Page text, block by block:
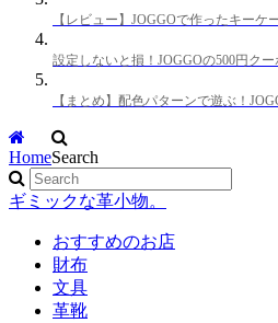
【レビュー】JOGGOで作ったキーケ
設定しないと損！JOGGOの500円ク
【まとめ】配色パターンで遊ぶ！
HomeSearch
ギミックな革小物。
おすすめのお店
財布
文具
革靴